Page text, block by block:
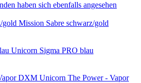
haben sich ebenfalls angesehen
Mission Sabre schwarz/gold
Unicorn Sigma PRO blau
Unicorn The Power - Vapor